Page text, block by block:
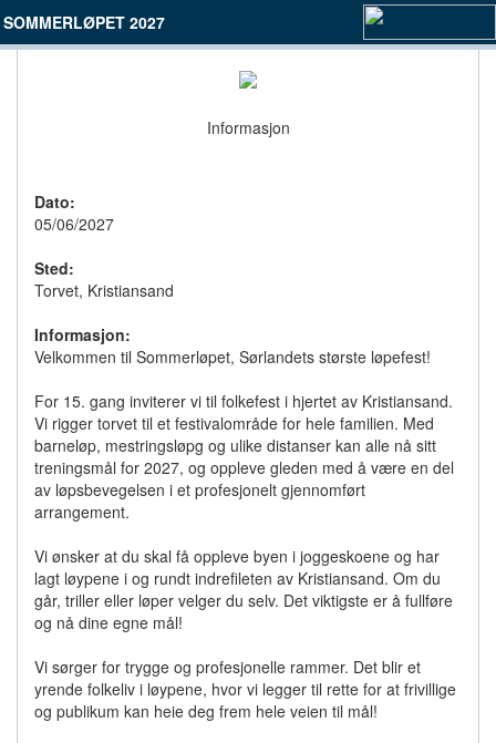
SOMMERLØPET 2027
Informasjon
Dato:
05/06/2027
Sted:
Torvet, Kristiansand
Informasjon:
Velkommen til Sommerløpet, Sørlandets største løpefest!
For 15. gang inviterer vi til folkefest i hjertet av Kristiansand.
Vi rigger torvet til et festivalområde for hele familien. Med
barneløp, mestringsløpg og ulike distanser kan alle nå sitt
treningsmål for 2027, og oppleve gleden med å være en del
av løpsbevegelsen i et profesjonelt gjennomført
arrangement.
Vi ønsker at du skal få oppleve byen i joggeskoene og har
lagt løypene i og rundt indrefileten av Kristiansand. Om du
går, triller eller løper velger du selv. Det viktigste er å fullføre
og nå dine egne mål!
Vi sørger for trygge og profesjonelle rammer. Det blir et
yrende folkeliv i løypene, hvor vi legger til rette for at frivillige
og publikum kan heie deg frem hele veien til mål!